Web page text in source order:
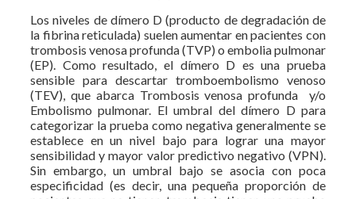
Los niveles de dímero D (producto de degradación de
la fibrina reticulada) suelen aumentar en pacientes con
trombosis venosa profunda (TVP) o embolia pulmonar
(EP). Como resultado, el dímero D es una prueba
sensible para descartar tromboembolismo venoso
(TEV), que abarca Trombosis venosa profunda y/o
Embolismo pulmonar. El umbral del dímero D para
categorizar la prueba como negativa generalmente se
establece en un nivel bajo para lograr una mayor
sensibilidad y mayor valor predictivo negativo (VPN).
Sin embargo, un umbral bajo se asocia con poca
especificidad (es decir, una pequeña proporción de